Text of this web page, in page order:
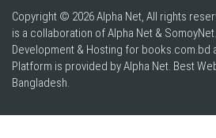
Copyright © 2026 Alpha Net, All rights
is a collaboration of Alpha Net & SomoyNet.
Development & Hosting for books.com.bd
Platform is provided by Alpha Net. Best
Bangladesh.